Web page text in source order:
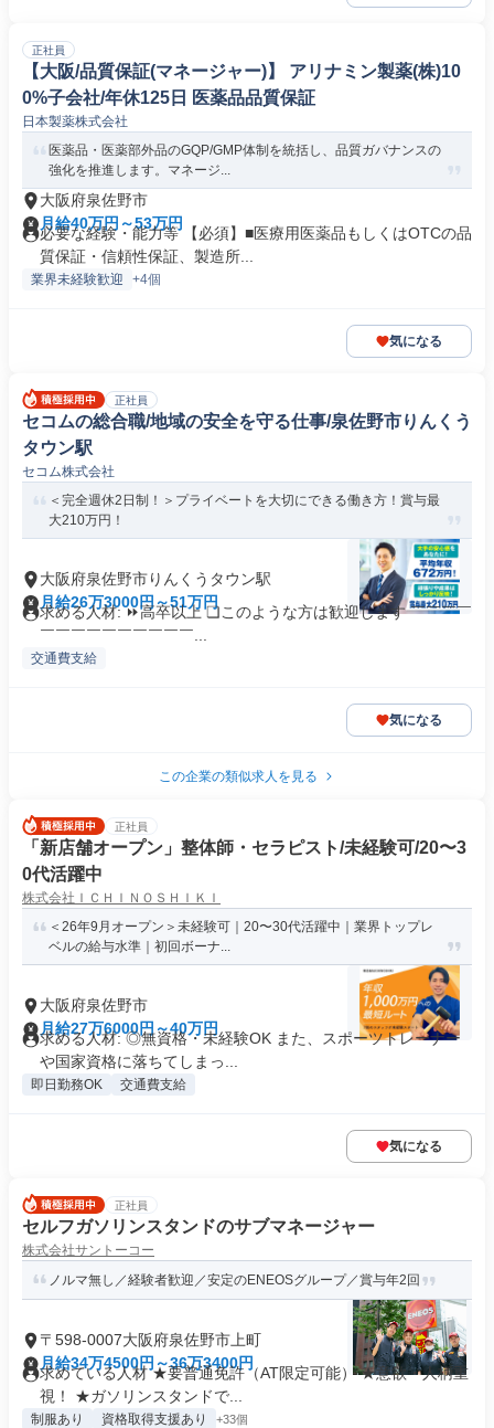
正社員
【大阪/品質保証(マネージャー)】 アリナミン製薬(株)10
0%子会社/年休125日 医薬品品質保証
日本製薬株式会社
医薬品・医薬部外品のGQP/GMP体制を統括し、品質ガバナンスの
強化を推進します。マネージ...
大阪府泉佐野市
月給40万円～53万円
必要な経験・能力等 【必須】■医療用医薬品もしくはOTCの品
質保証・信頼性保証、製造所...
業界未経験歓迎 +4個
気になる
正社員
セコムの総合職/地域の安全を守る仕事/泉佐野市りんくう
タウン駅
セコム株式会社
＜完全週休2日制！＞プライベートを大切にできる働き方！賞与最
大210万円！
大阪府泉佐野市りんくうタウン駅
月給26万3000円～51万円
求める人材: ⏩高卒以上 ❏このような方は歓迎します ￣￣￣￣
￣￣￣￣￣￣￣￣￣￣...
交通費支給
気になる
この企業の類似求人を見る
正社員
「新店舗オープン」整体師・セラピスト/未経験可/20〜3
0代活躍中
株式会社ＩＣＨＩＮＯＳＨＩＫＩ
＜26年9月オープン＞未経験可｜20〜30代活躍中｜業界トップレ
ベルの給与水準｜初回ボーナ...
大阪府泉佐野市
月給27万6000円～40万円
求める人材: ◎無資格・未経験OK また、スポーツトレーナー
や国家資格に落ちてしまっ...
即日勤務OK 交通費支給
気になる
正社員
セルフガソリンスタンドのサブマネージャー
株式会社サントーコー
ノルマ無し／経験者歓迎／安定のENEOSグループ／賞与年2回
〒598-0007大阪府泉佐野市上町
月給34万4500円～36万3400円
求めている人材 ★要普通免許（AT限定可能） ★意欲・人柄重
視！ ★ガソリンスタンドで...
制服あり 資格取得支援あり +33個